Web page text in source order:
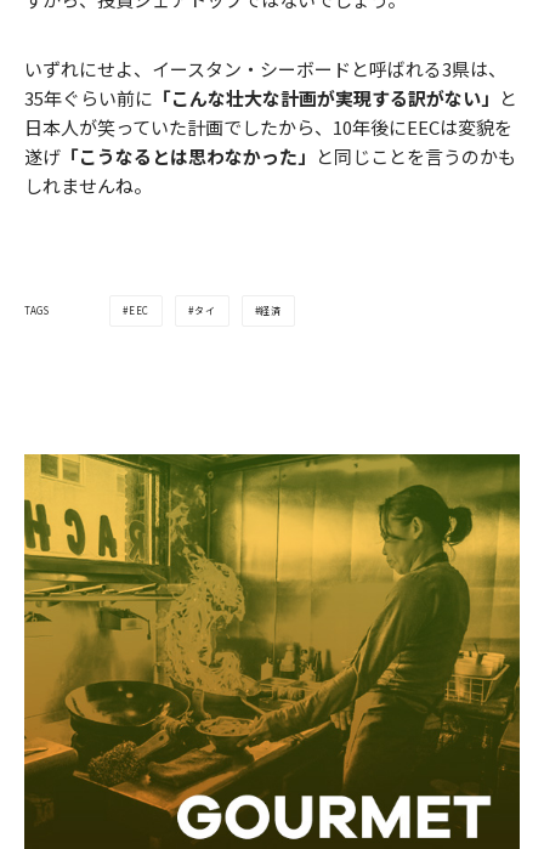
いずれにせよ、イースタン・シーボードと呼ばれる3県は、
35年ぐらい前に 「こんな壮大な計画が実現する訳がない」 と
日本人が笑っていた計画でしたから、10年後にEECは変貌を
遂げ 「こうなるとは思わなかった」 と同じことを言うのかも
しれませんね。
TAGS EEC タイ 経済